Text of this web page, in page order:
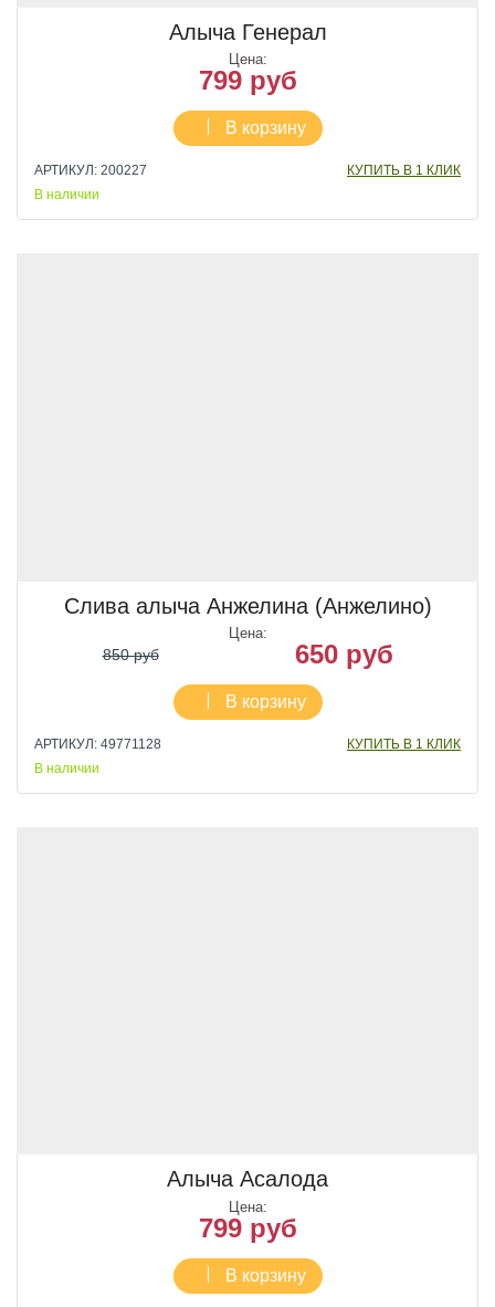
Алыча Генерал
Цена:
799 руб
В корзину
АРТИКУЛ: 200227
КУПИТЬ В 1 КЛИК
В наличии
Слива алыча Анжелина (Анжелино)
Цена:
850 руб 650 руб
В корзину
АРТИКУЛ: 49771128
КУПИТЬ В 1 КЛИК
В наличии
Алыча Асалода
Цена:
799 руб
В корзину